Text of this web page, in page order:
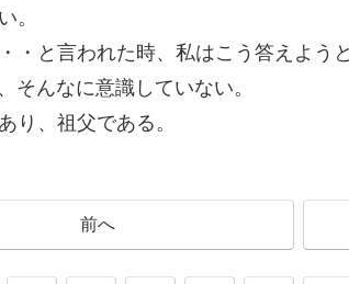
。
・と言われた時、私はこう答えよう
そんなに意識していない。
り、祖父である。
前へ